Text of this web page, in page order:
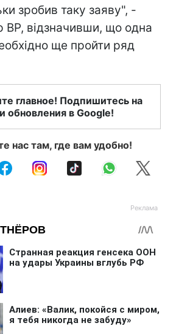
зробив таку заяву", -
ВР, відзначивши, що одна
ще пройти ряд
главное! Подпишитесь на
обновления в Google!
нас там, где вам удобно!